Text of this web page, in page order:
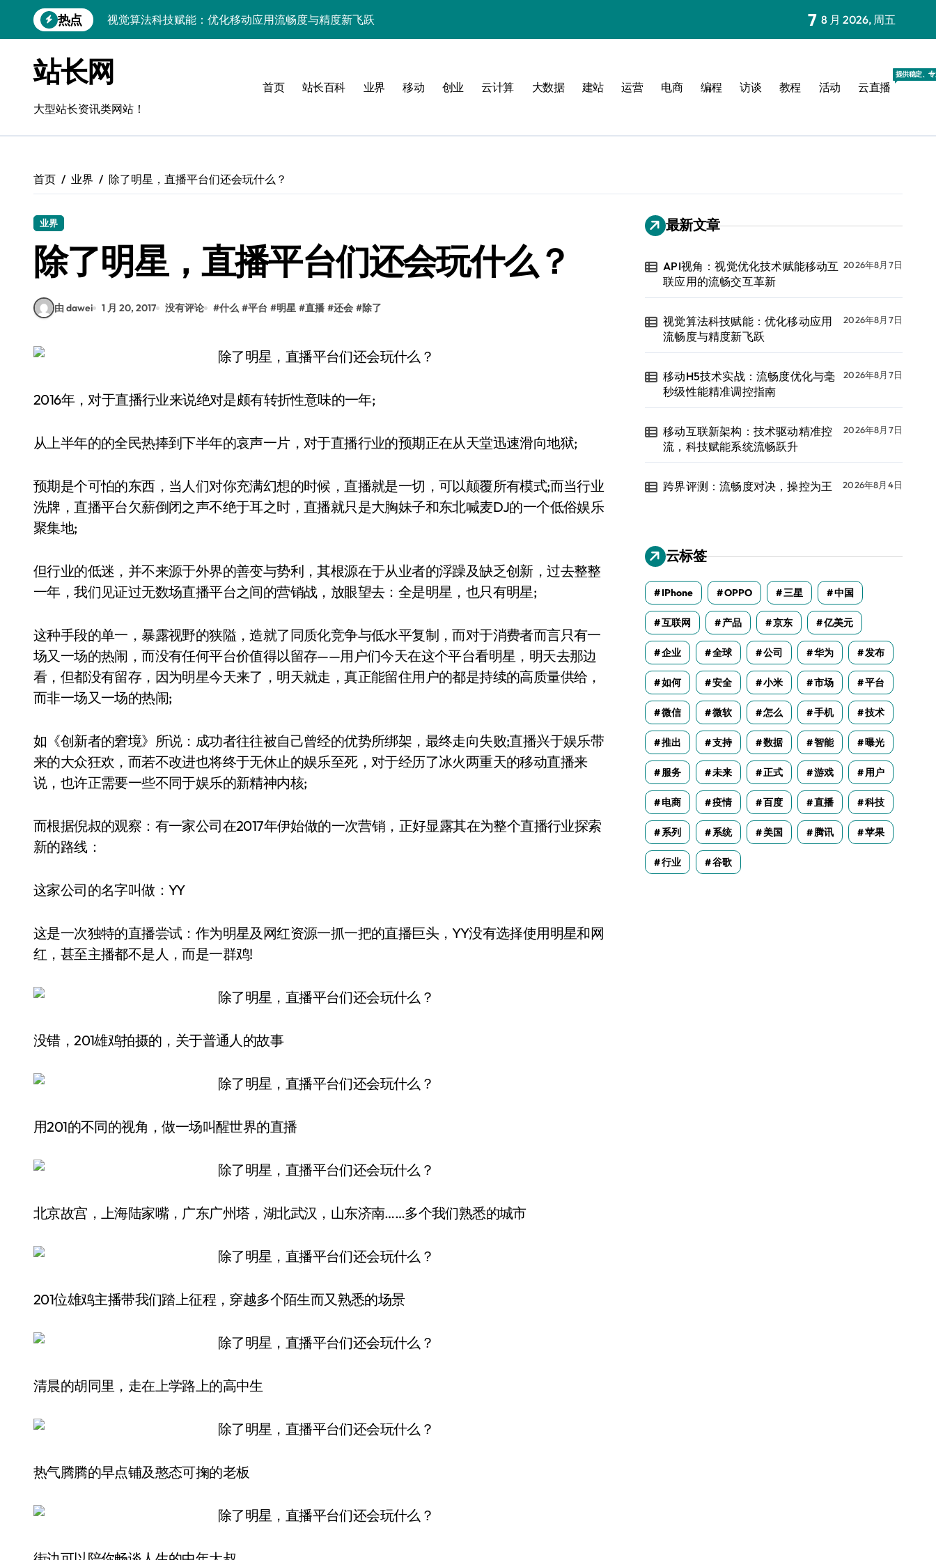
到
热点
视觉算法科技赋能：优化移动应用流畅度与精度新飞跃
移动互联新架构：技术驱动精准控流，科技赋能系统流畅跃升
跨界评测：流畅度对决，操控为王
深度评测：交互优化赋能移动端流畅体验
移动互联产品流畅度深度评测：优化体验新标准
API视角：视觉优化技术赋能移动互联应用的流畅交互革新
7 8 月 2026, 周五
站长网
大型站长资讯类网站！
首页 站长百科 业界 移动 创业 云计算 大数据 建站 运营 电商 编程 访谈 教程 活动 云直播
提供稳定、
首页 业界 除了明星，直播平台们还会玩什么？
业界
除了明星，直播平台们还会玩什么？
由 dawei 1 月 20, 2017 没有评论 #什么 #平台 #明星 #直播 #还会 #除了
2016年，对于直播行业来说绝对是颇有转折性意味的一年;
从上半年的的全民热捧到下半年的哀声一片，对于直播行业的预期正在从天堂迅速滑向地狱;
预期是个可怕的东西，当人们对你充满幻想的时候，直播就是一切，可以颠覆所有模式;而当行业
洗牌，直播平台欠薪倒闭之声不绝于耳之时，直播就只是大胸妹子和东北喊麦DJ的一个低俗娱乐
聚集地;
但行业的低迷，并不来源于外界的善变与势利，其根源在于从业者的浮躁及缺乏创新，过去整整
一年，我们见证过无数场直播平台之间的营销战，放眼望去：全是明星，也只有明星;
这种手段的单一，暴露视野的狭隘，造就了同质化竞争与低水平复制，而对于消费者而言只有一
场又一场的热闹，而没有任何平台价值得以留存——用户们今天在这个平台看明星，明天去那边
看，但都没有留存，因为明星今天来了，明天就走，真正能留住用户的都是持续的高质量供给，
而非一场又一场的热闹;
如《创新者的窘境》所说：成功者往往被自己曾经的优势所绑架，最终走向失败;直播兴于娱乐带
来的大众狂欢，而若不改进也将终于无休止的娱乐至死，对于经历了冰火两重天的移动直播来
说，也许正需要一些不同于娱乐的新精神内核;
而根据倪叔的观察：有一家公司在2017年伊始做的一次营销，正好显露其在为整个直播行业探索
新的路线：
这家公司的名字叫做：YY
这是一次独特的直播尝试：作为明星及网红资源一抓一把的直播巨头，YY没有选择使用明星和网
红，甚至主播都不是人，而是一群鸡!
没错，201雄鸡拍摄的，关于普通人的故事
用201的不同的视角，做一场叫醒世界的直播
北京故宫，上海陆家嘴，广东广州塔，湖北武汉，山东济南……多个我们熟悉的城市
201位雄鸡主播带我们踏上征程，穿越多个陌生而又熟悉的场景
清晨的胡同里，走在上学路上的高中生
热气腾腾的早点铺及憨态可掬的老板
最新文章
API视角：视觉优化技术赋能移动互
联应用的流畅交互革新
2026年8月7日
视觉算法科技赋能：优化移动应用
流畅度与精度新飞跃
2026年8月7日
移动H5技术实战：流畅度优化与毫
秒级性能精准调控指南
2026年8月7日
移动互联新架构：技术驱动精准控
流，科技赋能系统流畅跃升
2026年8月7日
跨界评测：流畅度对决，操控为王 2026年8月4日
云标签
IPhone OPPO 三星 中国
互联网 产品 京东 亿美元
企业 全球 公司 华为 发布
如何 安全 小米 市场 平台
微信 微软 怎么 手机 技术
推出 支持 数据 智能 曝光
服务 未来 正式 游戏 用户
电商 疫情 百度 直播 科技
系列 系统 美国 腾讯 苹果
行业 谷歌